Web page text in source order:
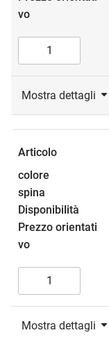
Mostra dettagli
Mostra dettagli